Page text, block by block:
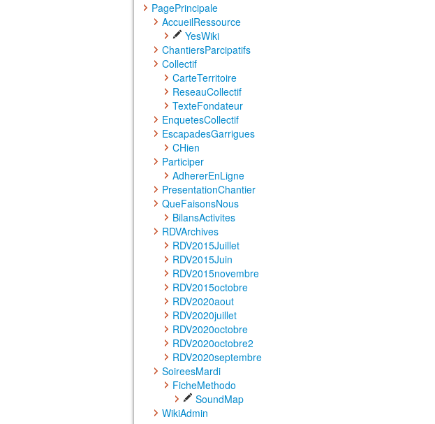
PagePrincipale
AccueilRessource
YesWiki
ChantiersParcipatifs
Collectif
CarteTerritoire
ReseauCollectif
TexteFondateur
EnquetesCollectif
EscapadesGarrigues
CHien
Participer
AdhererEnLigne
PresentationChantier
QueFaisonsNous
BilansActivites
RDVArchives
RDV2015Juillet
RDV2015Juin
RDV2015novembre
RDV2015octobre
RDV2020aout
RDV2020juillet
RDV2020octobre
RDV2020octobre2
RDV2020septembre
SoireesMardi
FicheMethodo
SoundMap
WikiAdmin